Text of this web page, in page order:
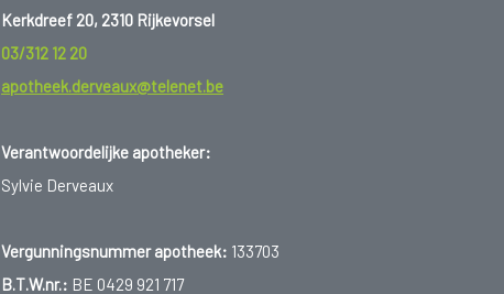
Kerkdreef 20, 2310 Rijkevorsel
03/312 12 20
apotheek.derveaux@telenet.be
Verantwoordelijke apotheker:
Sylvie Derveaux
Vergunningsnummer apotheek: 133703
B.T.W.nr.: BE 0429 921 717